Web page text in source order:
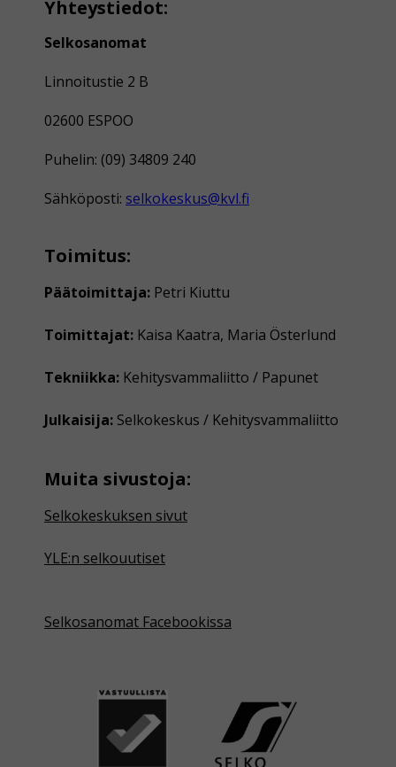
Yhteystiedot:
Selkosanomat
Linnoitustie 2 B
02600 ESPOO
Puhelin: (09) 34809 240
Sähköposti: selkokeskus@kvl.fi
Toimitus:
Päätoimittaja: Petri Kiuttu
Toimittajat: Kaisa Kaatra, Maria Österlund
Tekniikka: Kehitysvammaliitto / Papunet
Julkaisija: Selkokeskus / Kehitysvammaliitto
Muita sivustoja:
Selkokeskuksen sivut
YLE:n selkouutiset
Selkosanomat Facebookissa